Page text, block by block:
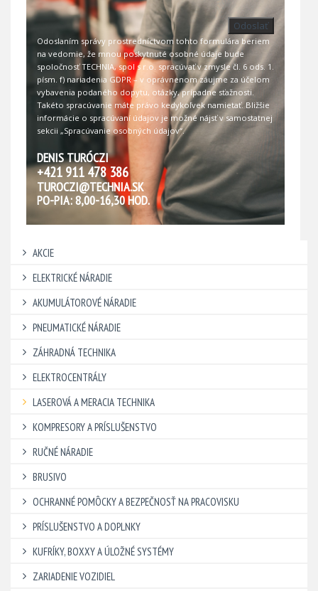
Odoslať
Odoslaním správy prostredníctvom tohto formulára beriem
na vedomie, že mnou poskytnuté osobné údaje bude
spoločnosť TECHNIA, spol s r.o. spracúvať v zmysle čl. 6 ods. 1.
písm. f) nariadenia GDPR – v oprávnenom záujme za účelom
vybavenia podaného dopytu, otázky, prípadne sťažnosti.
Takéto spracúvanie máte právo kedykoľvek namietať. Bližšie
informácie o spracúvaní údajov je možné nájsť v samostatnej
sekcii „Spracúvanie osobných údajov“.
DENIS TURÓCZI
+421 911 478 386
TUROCZI@TECHNIA.SK
PO-PIA: 8,00-16,30 HOD.
AKCIE
ELEKTRICKÉ NÁRADIE
AKUMULÁTOROVÉ NÁRADIE
PNEUMATICKÉ NÁRADIE
ZÁHRADNÁ TECHNIKA
ELEKTROCENTRÁLY
LASEROVÁ A MERACIA TECHNIKA
KOMPRESORY A PRÍSLUŠENSTVO
RUČNÉ NÁRADIE
BRUSIVO
OCHRANNÉ POMÔCKY A BEZPEČNOSŤ NA PRACOVISKU
PRÍSLUŠENSTVO A DOPLNKY
KUFRÍKY, BOXXY A ÚLOŽNÉ SYSTÉMY
ZARIADENIE VOZIDIEL